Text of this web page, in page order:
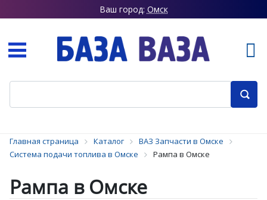
Ваш город: Омск
Главная страница Каталог
ВАЗ Запчасти в Омске
Система подачи топлива в Омске
Рампа в Омске
Рампа в Омске